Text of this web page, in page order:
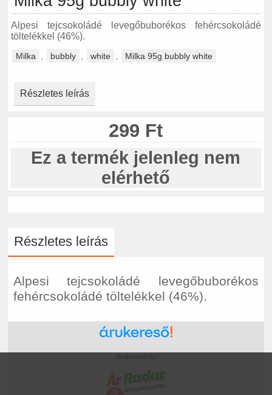
Alpesi tejcsokoládé levegőbuborékos fehércsokoládé
töltelékkel (46%).
Milka bubbly white Milka 95g bubbly white
Részletes leírás
299 Ft
Ez a termék jelenleg nem
elérhető
Részletes leírás
Alpesi tejcsokoládé levegőbuborékos
fehércsokoládé töltelékkel (46%).